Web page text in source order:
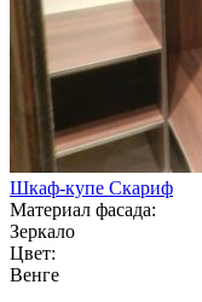
Шкаф-купе Скариф
Материал фасада:
Зеркало
Цвет:
Венге